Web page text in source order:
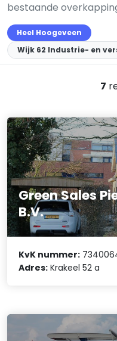
bestaande
Heel Hoogeveen
Wijk 62 Industrie- en
7
Green Sales
B.V.
KvK nummer:
Adres: Krakeel 52 a